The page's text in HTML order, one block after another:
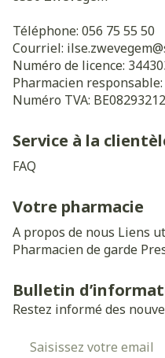
Téléphone: 056 75 55 50
Courriel: ilse.zwevegem@
Numéro de licence:
Pharmacien responsable:
Numéro TVA:
Service à la
FAQ
Votre pharmacie
A propos de nous Liens
Pharmacien de garde
Bulletin
Restez informé des